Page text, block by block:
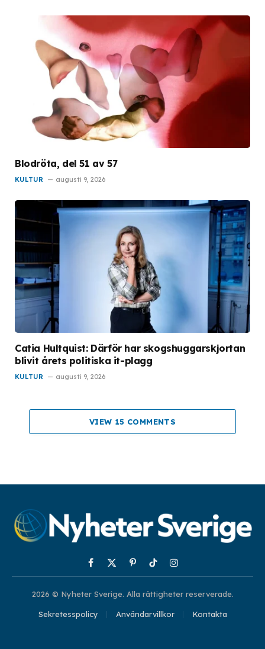
Blodröta, del 51 av 57
KULTUR augusti 9, 2026
Catia Hultquist: Därför har skogshuggarskjortan
blivit årets politiska it-plagg
KULTUR augusti 9, 2026
VIEW 15 COMMENTS
Facebook
X
PinterestTikTokInstagram
2026 © Nyheter Sverige. Alla rättigheter reserverade.
Sekretesspolicy Användarvillkor Kontakta